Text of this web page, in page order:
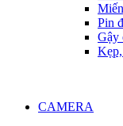
Pin
Gậy
CAMERA